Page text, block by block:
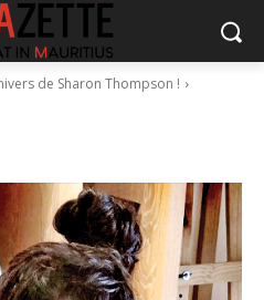
de Sharon Thompson !